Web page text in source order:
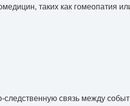
таких как гомеопатия
следственную связь между